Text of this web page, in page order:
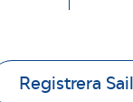
Registrera